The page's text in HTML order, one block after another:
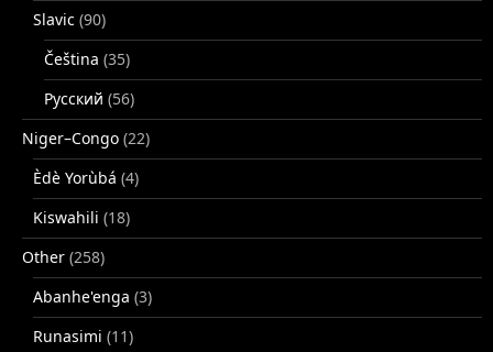
Slavic (90)
Čeština (35)
Русский (56)
Niger–Congo (22)
Èdè Yorùbá (4)
Kiswahili (18)
Other (258)
Abanhe'enga (3)
Runasimi (11)